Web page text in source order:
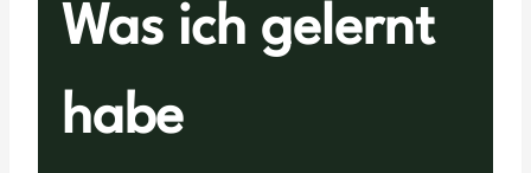
Was ich gelernt
habe